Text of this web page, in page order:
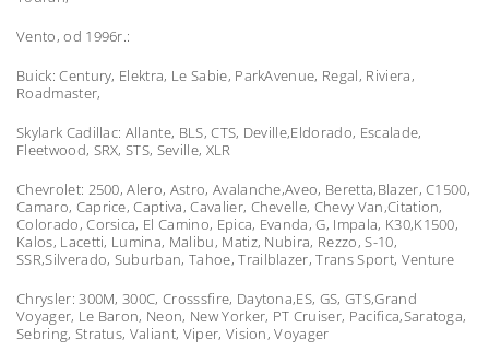
Vento, od 1996r.:
Buick: Century, Elektra, Le Sabie, ParkAvenue, Regal, Riviera,
Roadmaster,
Skylark Cadillac: Allante, BLS, CTS, Deville,Eldorado, Escalade,
Fleetwood, SRX, STS, Seville, XLR
Chevrolet: 2500, Alero, Astro, Avalanche,Aveo, Beretta,Blazer, C1500,
Camaro, Caprice, Captiva, Cavalier, Chevelle, Chevy Van,Citation,
Colorado, Corsica, El Camino, Epica, Evanda, G, Impala, K30,K1500,
Kalos, Lacetti, Lumina, Malibu, Matiz, Nubira, Rezzo, S-10,
SSR,Silverado, Suburban, Tahoe, Trailblazer, Trans Sport, Venture
Chrysler: 300M, 300C, Crosssfire, Daytona,ES, GS, GTS,Grand
Voyager, Le Baron, Neon, New Yorker, PT Cruiser, Pacifica,Saratoga,
Sebring, Stratus, Valiant, Viper, Vision, Voyager